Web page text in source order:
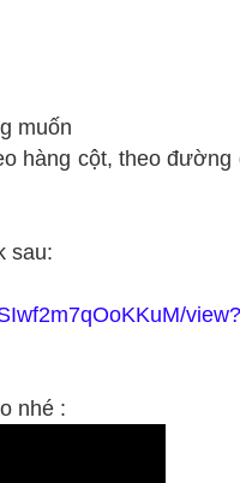
muốn
hàng cột, theo đường
sau:
view?
nhé :